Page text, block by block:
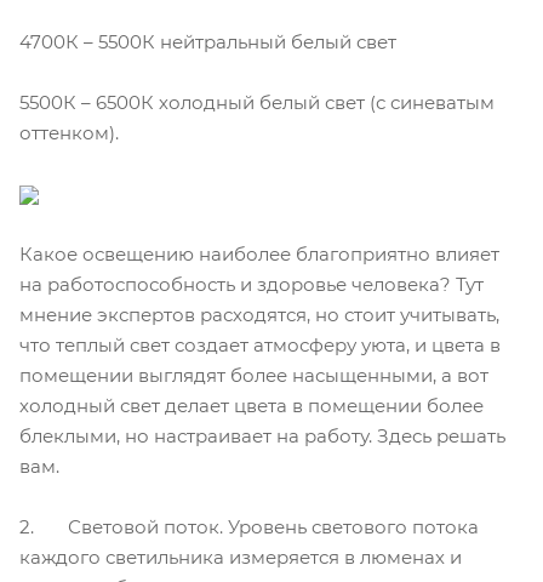
4700К – 5500К нейтральный белый свет
5500К – 6500К холодный белый свет (с синеватым
оттенком).
Какое освещению наиболее благоприятно влияет
на работоспособность и здоровье человека? Тут
мнение экспертов расходятся, но стоит учитывать,
что теплый свет создает атмосферу уюта, и цвета в
помещении выглядят более насыщенными, а вот
холодный свет делает цвета в помещении более
блеклыми, но настраивает на работу. Здесь решать
вам.
2. Световой поток. Уровень светового потока
каждого светильника измеряется в люменах и